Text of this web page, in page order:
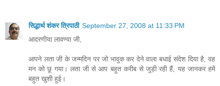
सिद्धार्थ शंकर त्रिपाठी September 27, 2008 at 11:33 PM
आदरणीया लावण्या जी,
आपने लता जी के जन्मदिन पर जो भावुक कर देने वाला बधाई संदेश दिया है, वह
मन को छू गया। लता जी से आप बहुत करीब से जुड़ी रही हैं, यह जानकर हमें
बहुत खुशी हुई।